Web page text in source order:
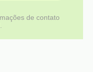
de contato